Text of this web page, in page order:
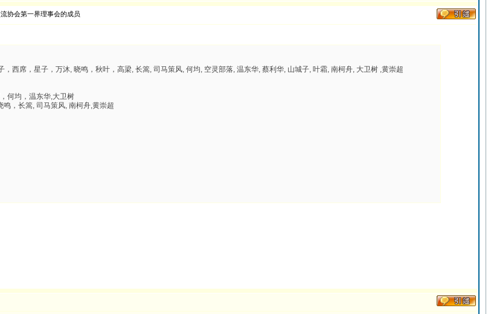
协会第一界理事会的成员
西席，星子，万沐, 晓鸣，秋叶，高梁, 长篙, 司马策风, 何均, 空灵部落, 温东华, 蔡利华, 山城子, 叶霜, 南柯舟, 大卫树 ,黄崇超
何均，温东华,大卫树
，长篙, 司马策风, 南柯舟,黄崇超